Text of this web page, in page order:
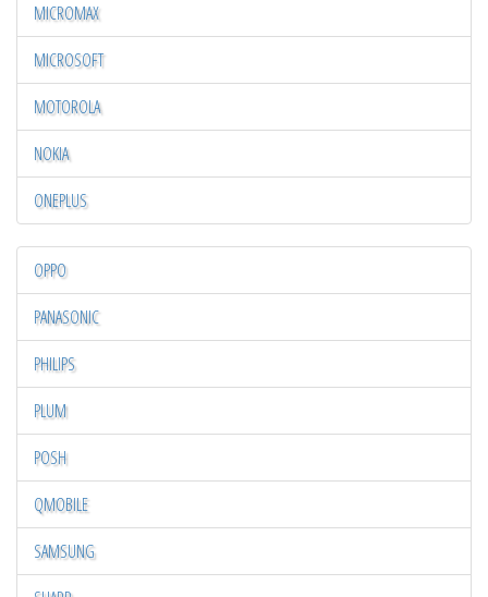
MICROMAX
MICROSOFT
MOTOROLA
NOKIA
ONEPLUS
OPPO
PANASONIC
PHILIPS
PLUM
POSH
QMOBILE
SAMSUNG